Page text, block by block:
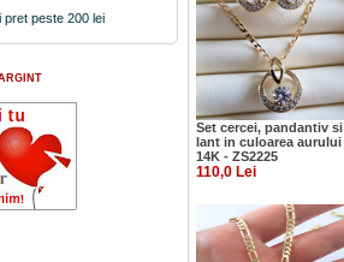
pret peste 200 lei
Set cercei, pandantiv si
lant in culoarea aurului
14K - ZS2225
110,0 Lei